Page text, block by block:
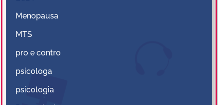
Menopausa
MTS
pro e contro
psicologa
psicologia